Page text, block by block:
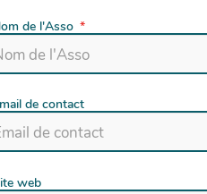
de l'Asso
de contact
web